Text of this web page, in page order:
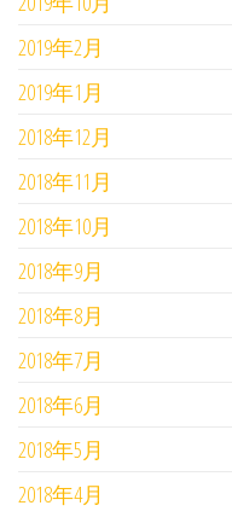
2019年2月
2019年1月
2018年12月
2018年11月
2018年10月
2018年9月
2018年8月
2018年7月
2018年6月
2018年5月
2018年4月